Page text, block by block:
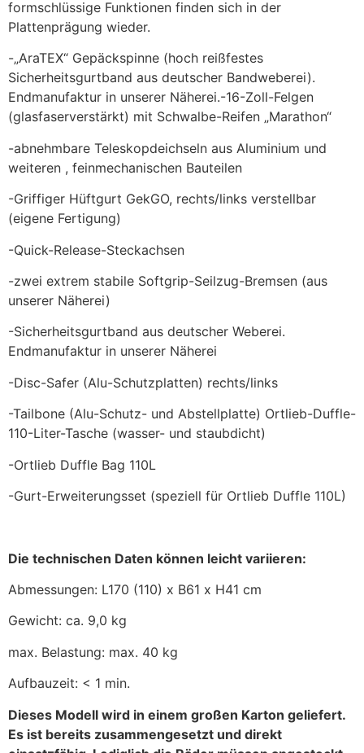
formschlüssige Funktionen finden sich in der
Plattenprägung wieder.
-„AraTEX“ Gepäckspinne (hoch reißfestes
Sicherheitsgurtband aus deutscher Bandweberei).
Endmanufaktur in unserer Näherei.-16-Zoll-Felgen
(glasfaserverstärkt) mit Schwalbe-Reifen „Marathon“
-abnehmbare Teleskopdeichseln aus Aluminium und
weiteren , feinmechanischen Bauteilen
-Griffiger Hüftgurt GekGO, rechts/links verstellbar
(eigene Fertigung)
-Quick-Release-Steckachsen
-zwei extrem stabile Softgrip-Seilzug-Bremsen (aus
unserer Näherei)
-Sicherheitsgurtband aus deutscher Weberei.
Endmanufaktur in unserer Näherei
-Disc-Safer (Alu-Schutzplatten) rechts/links
-Tailbone (Alu-Schutz- und Abstellplatte) Ortlieb-Duffle-
110-Liter-Tasche (wasser- und staubdicht)
-Ortlieb Duffle Bag 110L
-Gurt-Erweiterungsset (speziell für Ortlieb Duffle 110L)
Die technischen Daten können leicht variieren:
Abmessungen: L170 (110) x B61 x H41 cm
Gewicht: ca. 9,0 kg
max. Belastung: max. 40 kg
Aufbauzeit: < 1 min.
Dieses Modell wird in einem großen Karton geliefert.
Es ist bereits zusammengesetzt und direkt